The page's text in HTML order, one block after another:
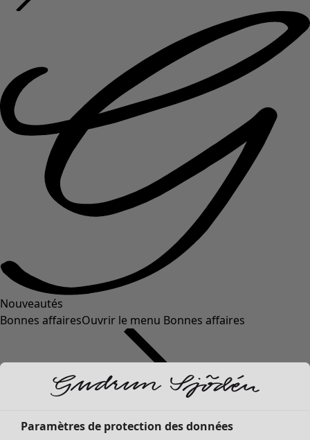
Nouveautés
Bonnes affairesOuvrir le menu Bonnes affaires
Paramètres de protection des données